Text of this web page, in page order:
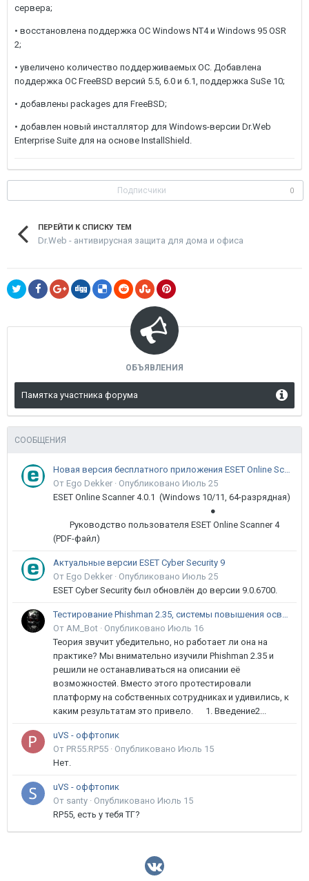
сервера;
• восстановлена поддержка ОС Windows NT4 и Windows 95 OSR
2;
• увеличено количество поддерживаемых ОС. Добавлена
поддержка ОС FreeBSD версий 5.5, 6.0 и 6.1, поддержка SuSе 10;
• добавлены packages для FreeBSD;
• добавлен новый инсталлятор для Windows-версии Dr.Web
Enterprise Suite для на основе InstallShield.
Подписчики 0
ПЕРЕЙТИ К СПИСКУ ТЕМ
Dr.Web - антивирусная защита для дома и офиса
ОБЪЯВЛЕНИЯ
Памятка участника форума
СООБЩЕНИЯ
Новая версия бесплатного приложения ESET Online Scanner доступна пользователям
От Ego Dekker · Опубликовано Июль 25
ESET Online Scanner 4.0.1 (Windows 10/11, 64-разрядная)
●
Руководство пользователя ESET Online Scanner 4
(PDF-файл)
Актуальные версии ESET Cyber Security 9
От Ego Dekker · Опубликовано Июль 25
ESET Cyber Security был обновлён до версии 9.0.6700.
Тестирование Phishman 2.35, системы повышения осведомлённости пользователей в сфере ИБ
От AM_Bot · Опубликовано Июль 16
Теория звучит убедительно, но работает ли она на
практике? Мы внимательно изучили Phishman 2.35 и
решили не останавливаться на описании её
возможностей. Вместо этого протестировали
платформу на собственных сотрудниках и удивились, к
каким результатам это привело. 1. Введение2...
uVS - оффтопик
От PR55.RP55 · Опубликовано Июль 15
Нет.
uVS - оффтопик
От santy · Опубликовано Июль 15
RP55, есть у тебя ТГ?